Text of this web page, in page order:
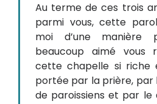
Au terme de ces trois
parmi vous, cette
moi d’une manière
beaucoup aimé vous
cette chapelle si riche
portée par la prière, par
de paroissiens et par le